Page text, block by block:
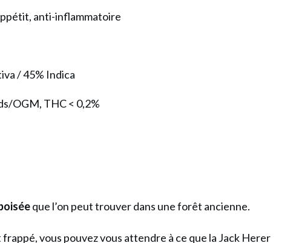
anti-inflammatoire
/ 45% Indica
OGM, THC < 0,2%
que l’on peut trouver dans une forêt ancienne.
frappé, vous pouvez vous attendre à ce que la Jack Herer